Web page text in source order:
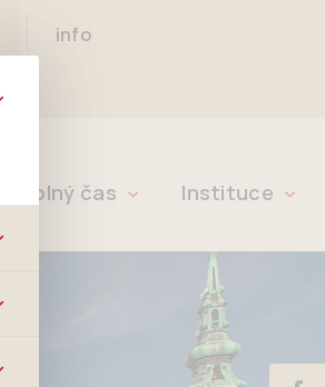
info
Volný čas Instituce